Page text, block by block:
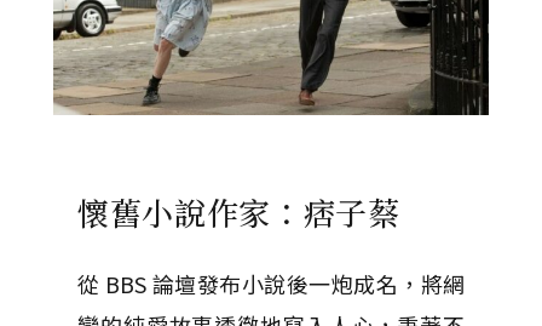
懷舊小說作家：痞子蔡
從 BBS 論壇發布小說後一炮成名，將網